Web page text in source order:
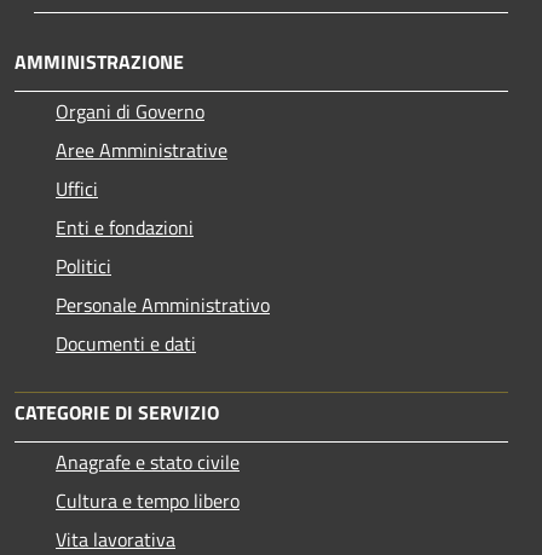
AMMINISTRAZIONE
Organi di Governo
Aree Amministrative
Uffici
Enti e fondazioni
Politici
Personale Amministrativo
Documenti e dati
CATEGORIE DI SERVIZIO
Anagrafe e stato civile
Cultura e tempo libero
Vita lavorativa